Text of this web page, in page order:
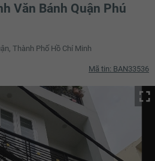
Văn Bánh Quận Phú
Thành Phố Hồ Chí Minh
Mã tin: BAN33536